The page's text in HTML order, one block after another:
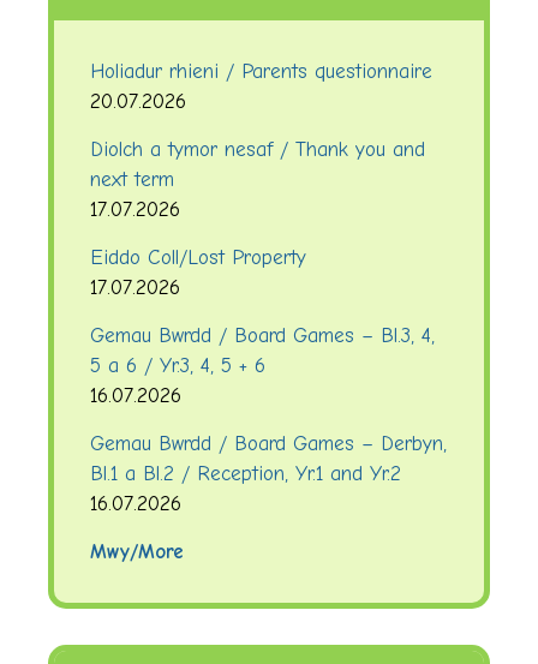
Holiadur rhieni / Parents questionnaire
20.07.2026
Diolch a tymor nesaf / Thank you and
next term
17.07.2026
Eiddo Coll/Lost Property
17.07.2026
Gemau Bwrdd / Board Games – Bl.3, 4,
5 a 6 / Yr.3, 4, 5 + 6
16.07.2026
Gemau Bwrdd / Board Games – Derbyn,
Bl.1 a Bl.2 / Reception, Yr.1 and Yr.2
16.07.2026
Mwy/More